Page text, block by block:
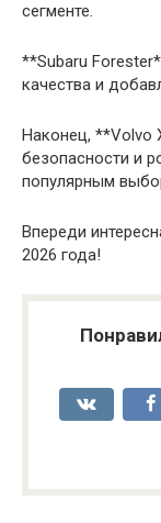
сегменте.
**Subaru
качества и
Наконец, **Volvo
безопасности и
популярным
Впереди
2026 года!